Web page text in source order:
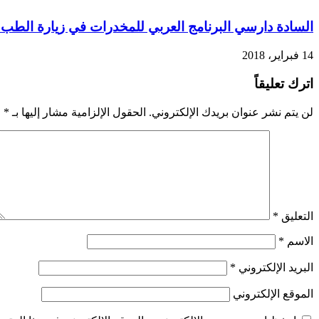
السادة دارسي البرنامج العربي للمخدرات في زيارة
14 فبراير، 2018
اترك تعليقاً
لن يتم نشر عنوان بريدك الإلكتروني. الحقول الإلزامية مشار إليها بـ *
التعليق *
الاسم *
البريد الإلكتروني *
الموقع الإلكتروني